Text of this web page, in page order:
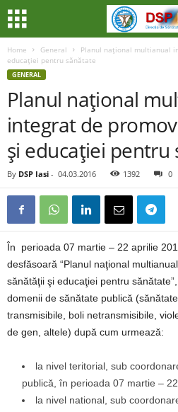
Home General
Planul naţional multianual
educaţiei pentru sănătate
GENERAL
Planul naţional
integrat de
şi educaţiei pentru
By DSP Iasi - 04.03.2016 1392 0
În perioada 07 martie – 22 aprilie
desfăsoară “Planul naţional
sănătăţii şi educaţiei pentru
domenii de sănătate publică
transmisibile, boli netransmisibile,
de gen, altele) după cum urmează:
la nivel teritorial, sub
publică, în perioada 07 martie –
la nivel national, sub